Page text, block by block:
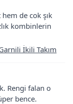
de cok şık
kombinlerin
İkili Takım
Rengi falan o
bence.